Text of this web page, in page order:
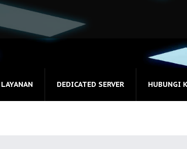
LAYANAN DEDICATED SERVER HUBUNGI